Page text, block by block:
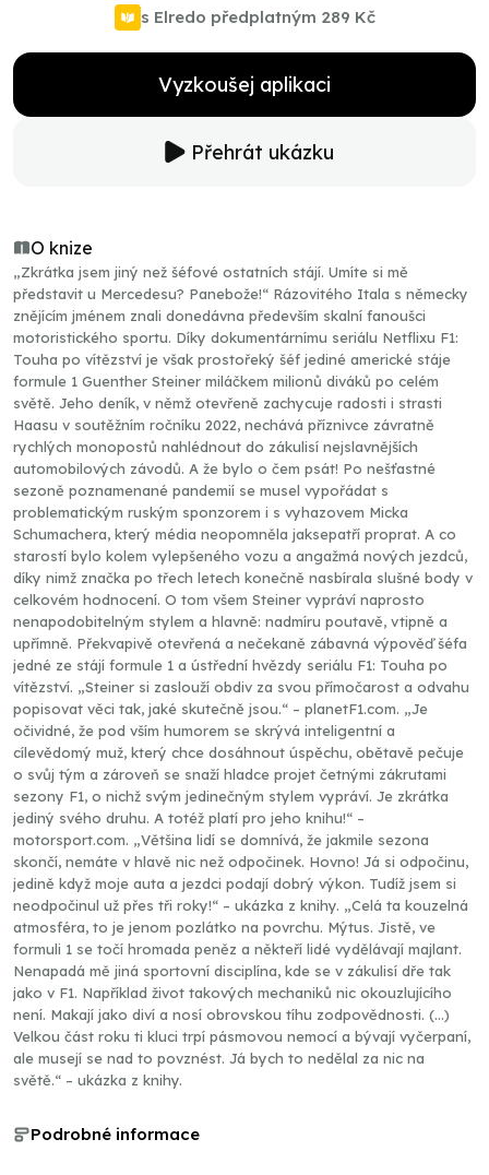
s Elredo předplatným 289 Kč
Vyzkoušej aplikaci
Přehrát ukázku
O knize
„Zkrátka jsem jiný než šéfové ostatních stájí. Umíte si mě
představit u Mercedesu? Panebože!“ Rázovitého Itala s německy
znějícím jménem znali donedávna především skalní fanoušci
motoristického sportu. Díky dokumentárnímu seriálu Netflixu F1:
Touha po vítězství je však prostořeký šéf jediné americké stáje
formule 1 Guenther Steiner miláčkem milionů diváků po celém
světě. Jeho deník, v němž otevřeně zachycuje radosti i strasti
Haasu v soutěžním ročníku 2022, nechává příznivce závratně
rychlých monopostů nahlédnout do zákulisí nejslavnějších
automobilových závodů. A že bylo o čem psát! Po nešťastné
sezoně poznamenané pandemií se musel vypořádat s
problematickým ruským sponzorem i s vyhazovem Micka
Schumachera, který média neopomněla jaksepatří proprat. A co
starostí bylo kolem vylepšeného vozu a angažmá nových jezdců,
díky nimž značka po třech letech konečně nasbírala slušné body v
celkovém hodnocení. O tom všem Steiner vypráví naprosto
nenapodobitelným stylem a hlavně: nadmíru poutavě, vtipně a
upřímně. Překvapivě otevřená a nečekaně zábavná výpověď šéfa
jedné ze stájí formule 1 a ústřední hvězdy seriálu F1: Touha po
vítězství. „Steiner si zaslouží obdiv za svou přímočarost a odvahu
popisovat věci tak, jaké skutečně jsou.“ – planetF1.com. „Je
očividné, že pod vším humorem se skrývá inteligentní a
cílevědomý muž, který chce dosáhnout úspěchu, obětavě pečuje
o svůj tým a zároveň se snaží hladce projet četnými zákrutami
sezony F1, o nichž svým jedinečným stylem vypráví. Je zkrátka
jediný svého druhu. A totéž platí pro jeho knihu!“ –
motorsport.com. „Většina lidí se domnívá, že jakmile sezona
skončí, nemáte v hlavě nic než odpočinek. Hovno! Já si odpočinu,
jedině když moje auta a jezdci podají dobrý výkon. Tudíž jsem si
neodpočinul už přes tři roky!“ – ukázka z knihy. „Celá ta kouzelná
atmosféra, to je jenom pozlátko na povrchu. Mýtus. Jistě, ve
formuli 1 se točí hromada peněz a někteří lidé vydělávají majlant.
Nenapadá mě jiná sportovní disciplína, kde se v zákulisí dře tak
jako v F1. Například život takových mechaniků nic okouzlujícího
není. Makají jako diví a nosí obrovskou tíhu zodpovědnosti. (…)
Velkou část roku ti kluci trpí pásmovou nemocí a bývají vyčerpaní,
ale musejí se nad to povznést. Já bych to nedělal za nic na
světě.“ – ukázka z knihy.
Podrobné informace